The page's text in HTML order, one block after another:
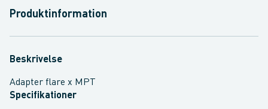
Produktinformation
Beskrivelse
Adapter flare x MPT
Specifikationer